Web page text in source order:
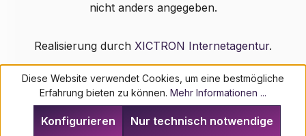
nicht anders angegeben.
Realisierung durch XICTRON Internetagentur.
Diese Website verwendet Cookies, um eine bestmögliche
Erfahrung bieten zu können. Mehr Informationen ...
Nur technisch notwendige
Konfigurieren